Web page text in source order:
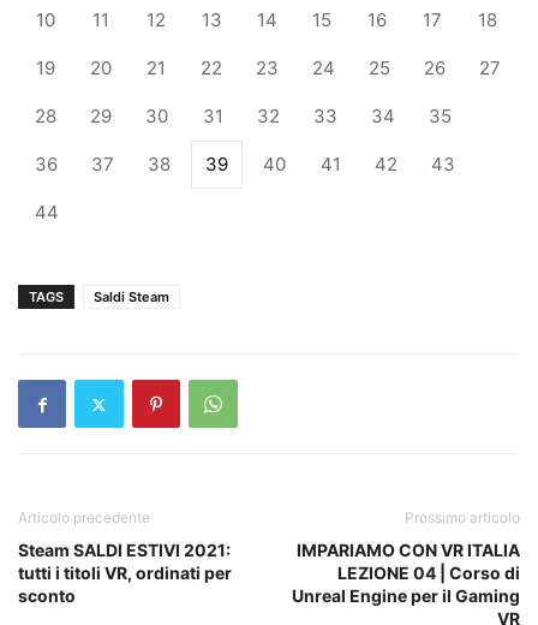
10 11 12 13 14 15 16 17 18
19 20 21 22 23 24 25 26 27
28 29 30 31 32 33 34 35
36 37 38 39 40 41 42 43
44
TAGS Saldi Steam
Articolo precedente
Steam SALDI ESTIVI 2021:
tutti i titoli VR, ordinati per
sconto
Prossimo articolo
IMPARIAMO CON VR ITALIA
LEZIONE 04 | Corso di
Unreal Engine per il Gaming
VR